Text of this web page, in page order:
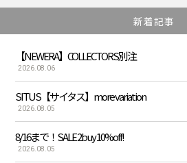
新着記事
【NEWERA】COLLECTORS別注
2026.08.06
SITUS【サイタス】more variation
2026.08.05
8/16まで！SALE 2buy 10%off!
2026.08.05